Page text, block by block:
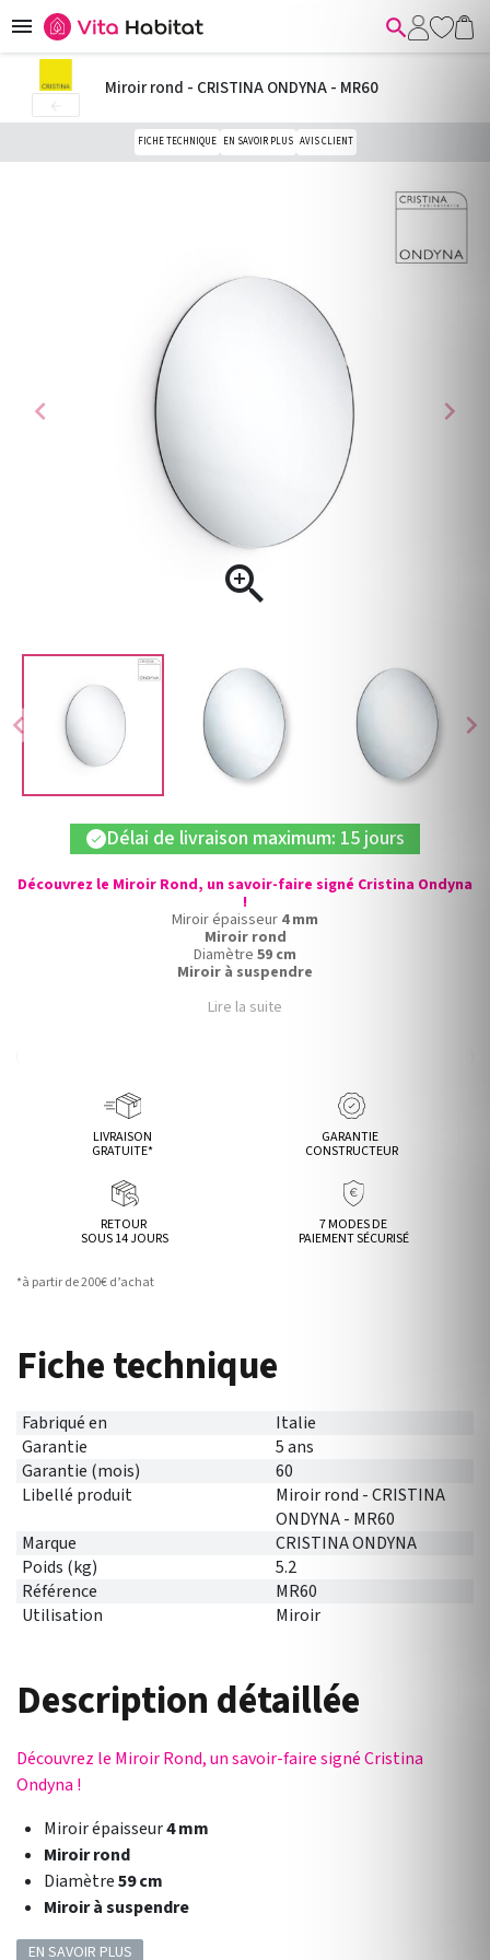
 
chevron_left chevron_right
chevron_left

chevron_right
Miroir rond - CRISTINA ONDYNA - MR60
FICHE TECHNIQUE EN SAVOIR PLUS AVIS CLIENT
check Délai de livraison maximum: 15 jours
Découvrez le Miroir Rond, un savoir-faire signé Cristina Ondyna
!
Miroir épaisseur 4 mm
Miroir rond
Diamètre 59 cm
Miroir à suspendre
Lire la suite
LIVRAISON
GRATUITE*
GARANTIE
CONSTRUCTEUR
RETOUR
SOUS 14 JOURS
7 MODES DE
PAIEMENT SÉCURISÉ
*à partir de 200€ d’achat
Fiche technique
Fabriqué en
Italie
Garantie
5 ans
Garantie (mois)
60
Libellé produit
Miroir rond - CRISTINA
ONDYNA - MR60
Marque
CRISTINA ONDYNA
Poids (kg)
5.2
Référence
MR60
Utilisation
Miroir
Description détaillée
Découvrez le Miroir Rond, un savoir-faire signé Cristina
Ondyna !
Miroir épaisseur4 mm
Miroir rond
Diamètre59 cm
Miroir à suspendre
EN SAVOIR PLUS